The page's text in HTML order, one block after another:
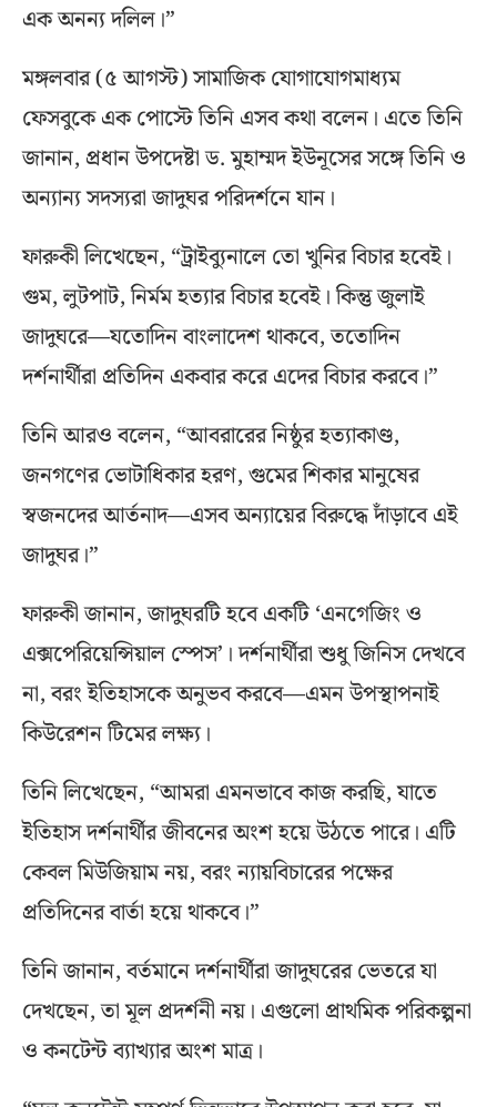
এক অনন্য দলিল।”
মঙ্গলবার (৫ আগস্ট) সামাজিক যোগাযোগমাধ্যম
ফেসবুকে এক পোস্টে তিনি এসব কথা বলেন। এতে তিনি
জানান, প্রধান উপদেষ্টা ড. মুহাম্মদ ইউনূসের সঙ্গে তিনি ও
অন্যান্য সদস্যরা জাদুঘর পরিদর্শনে যান।
ফারুকী লিখেছেন, “ট্রাইব্যুনালে তো খুনির বিচার হবেই।
গুম, লুটপাট, নির্মম হত্যার বিচার হবেই। কিন্তু জুলাই
জাদুঘরে—যতোদিন বাংলাদেশ থাকবে, ততোদিন
দর্শনার্থীরা প্রতিদিন একবার করে এদের বিচার করবে।”
তিনি আরও বলেন, “আবরারের নিষ্ঠুর হত্যাকাণ্ড,
জনগণের ভোটাধিকার হরণ, গুমের শিকার মানুষের
স্বজনদের আর্তনাদ—এসব অন্যায়ের বিরুদ্ধে দাঁড়াবে এই
জাদুঘর।”
ফারুকী জানান, জাদুঘরটি হবে একটি ‘এনগেজিং ও
এক্সপেরিয়েন্সিয়াল স্পেস’। দর্শনার্থীরা শুধু জিনিস দেখবে
না, বরং ইতিহাসকে অনুভব করবে—এমন উপস্থাপনাই
কিউরেশন টিমের লক্ষ্য।
তিনি লিখেছেন, “আমরা এমনভাবে কাজ করছি, যাতে
ইতিহাস দর্শনার্থীর জীবনের অংশ হয়ে উঠতে পারে। এটি
কেবল মিউজিয়াম নয়, বরং ন্যায়বিচারের পক্ষের
প্রতিদিনের বার্তা হয়ে থাকবে।”
তিনি জানান, বর্তমানে দর্শনার্থীরা জাদুঘরের ভেতরে যা
দেখছেন, তা মূল প্রদর্শনী নয়। এগুলো প্রাথমিক পরিকল্পনা
ও কনটেন্ট ব্যাখ্যার অংশ মাত্র।